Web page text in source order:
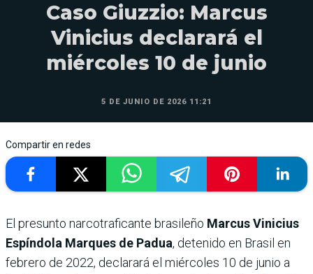
Caso Giuzzio: Marcus
Vinicius declarará el
miércoles 10 de junio
5 DE JUNIO DE 2026 11:21
Compartir en redes
El presunto narcotraficante brasileño Marcus Vinicius
Espíndola Marques de Padua, detenido en Brasil en
febrero de 2022, declarará el miércoles 10 de junio a